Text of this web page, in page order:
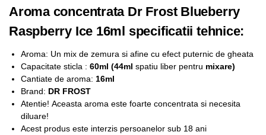
Aroma concentrata Dr Frost Blueberry
Raspberry Ice 16ml specificatii tehnice:
Aroma: Un mix de zemura si afine cu efect puternic de gheata
Capacitate sticla : 60ml (44ml spatiu liber pentru mixare)
Cantiate de aroma: 16ml
Brand: DR FROST
Atentie! Aceasta aroma este foarte concentrata si necesita
diluare!
Acest produs este interzis persoanelor sub 18 ani